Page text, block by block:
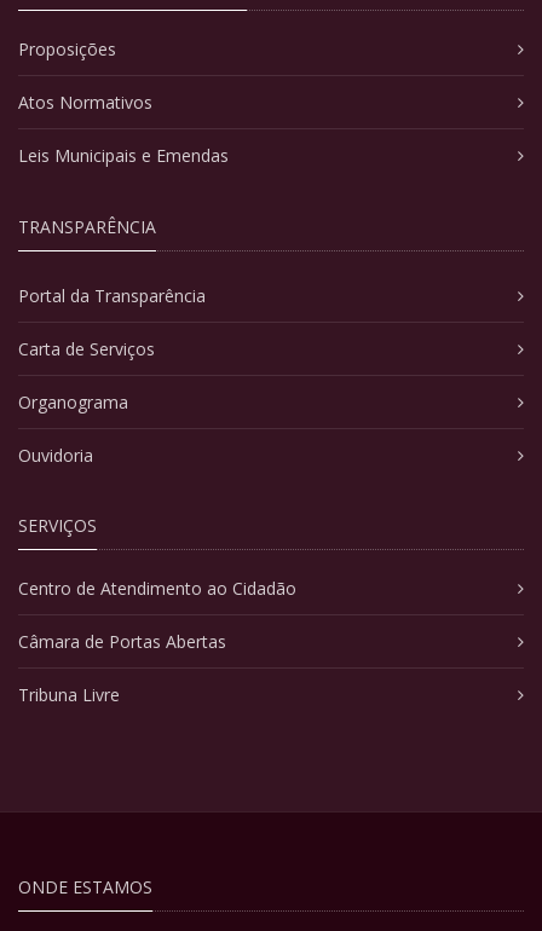
Proposições
Atos Normativos
Leis Municipais e Emendas
TRANSPARÊNCIA
Portal da Transparência
Carta de Serviços
Organograma
Ouvidoria
SERVIÇOS
Centro de Atendimento ao Cidadão
Câmara de Portas Abertas
Tribuna Livre
ONDE ESTAMOS